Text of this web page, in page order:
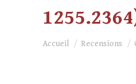
Vous êtes ici :
Accueil Recensions